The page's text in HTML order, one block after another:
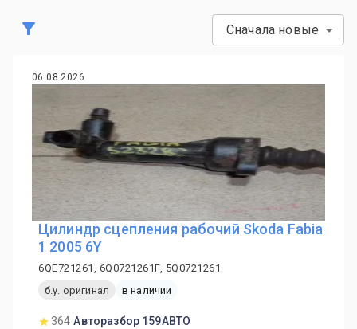
Сначала новые
06.08.2026
Цилиндр сцепления рабочий Skoda Fabia
1 2005 6Y
6QE721261, 6Q0721261F, 5Q0721261
б.у. оригинал
в наличии
364 Авторазбор 159АВТО